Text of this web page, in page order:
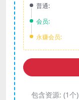
普通:
会员:
永赚会员:
包含资源: (1个)